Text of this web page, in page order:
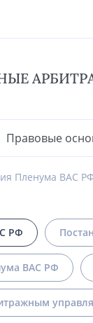
Правовые
Пленума ВАС
РФ
ВАС РФ